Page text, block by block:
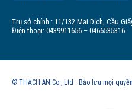
Trụ sở chính : 11/132 Mai Dịch, Cầu
Điện thoại: 0439911656 – 0466535316
© THẠCH AN Co., Ltd . Bảo lưu mọi